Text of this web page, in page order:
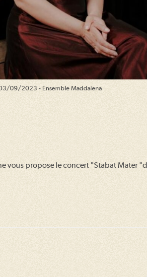
09/2023 - Ensemble Maddalena
vous propose le concert "Stabat Mater